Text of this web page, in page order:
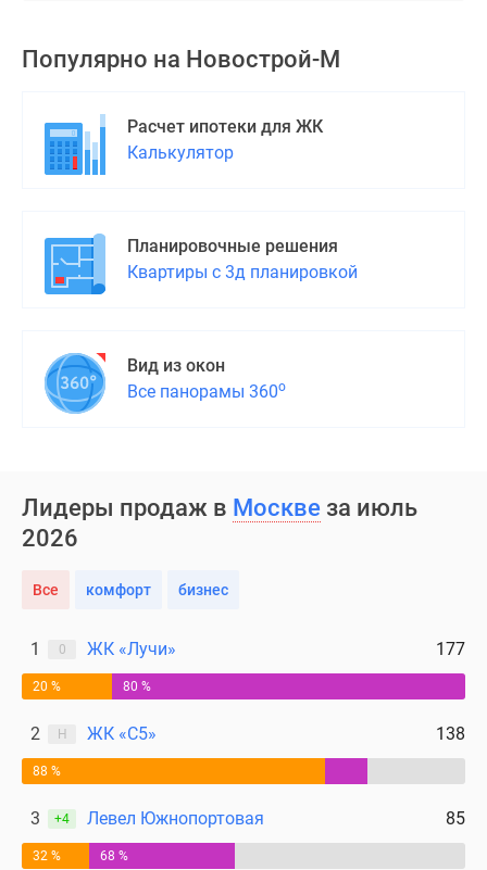
водоема
поселки
ипотеку
центры
Коттеджи
Скидки
Популярно на Новострой-М
Расчет ипотеки для ЖК
Калькулятор
Планировочные решения
Квартиры с 3д планировкой
Вид из окон
Все панорамы 360о
Лидеры продаж в Москве за июль
2026
Все комфорт бизнес
1 0 ЖК «Лучи» 177
20 % 80 %
2 Н ЖК «С5» 138
88 %
3 +4 Левел Южнопортовая 85
32 % 68 %